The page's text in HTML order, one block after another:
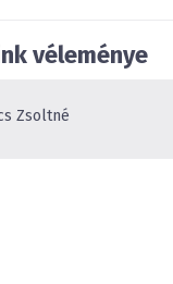
véleménye
Zsoltné